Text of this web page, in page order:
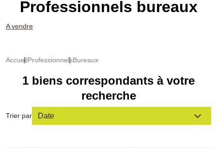
Professionnels bureaux
A vendre
AccueilProfessionnelsBureaux
1 biens correspondants à votre
recherche
Trier par